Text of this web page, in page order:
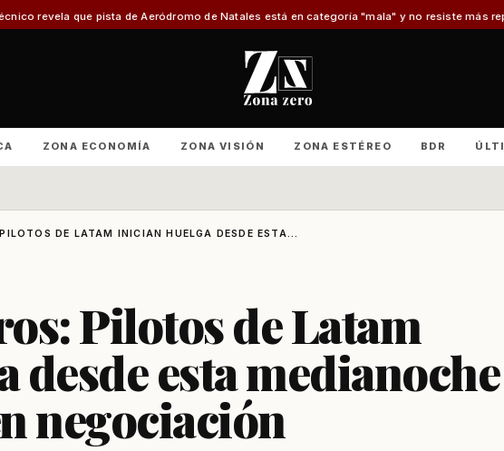
de Aeródromo de Natales está en categoría "mala" y no resiste más reparaciones
ZONA ECONOMÍA ZONA VISIÓN ZONA ESTÉREO BDR
DE LATAM INICIAN HUELGA DESDE ESTA...
Pilotos de Latam
desde esta medianoche
negociación